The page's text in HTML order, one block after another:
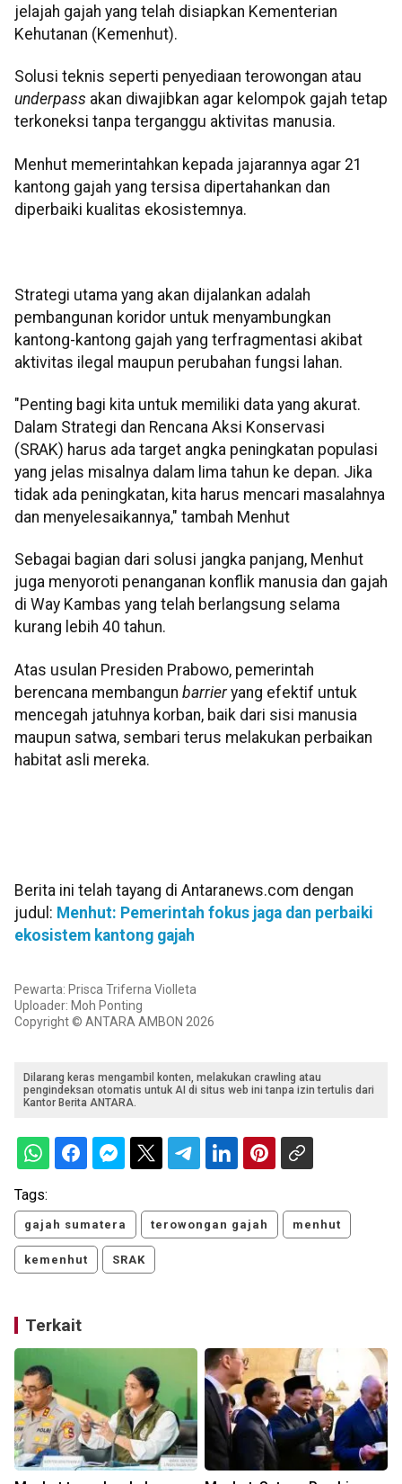
jelajah gajah yang telah disiapkan Kementerian
Kehutanan (Kemenhut).
Solusi teknis seperti penyediaan terowongan atau
underpass akan diwajibkan agar kelompok gajah tetap
terkoneksi tanpa terganggu aktivitas manusia.
Menhut memerintahkan kepada jajarannya agar 21
kantong gajah yang tersisa dipertahankan dan
diperbaiki kualitas ekosistemnya.
Strategi utama yang akan dijalankan adalah
pembangunan koridor untuk menyambungkan
kantong-kantong gajah yang terfragmentasi akibat
aktivitas ilegal maupun perubahan fungsi lahan.
"Penting bagi kita untuk memiliki data yang akurat.
Dalam Strategi dan Rencana Aksi Konservasi
(SRAK) harus ada target angka peningkatan populasi
yang jelas misalnya dalam lima tahun ke depan. Jika
tidak ada peningkatan, kita harus mencari masalahnya
dan menyelesaikannya," tambah Menhut
Sebagai bagian dari solusi jangka panjang, Menhut
juga menyoroti penanganan konflik manusia dan gajah
di Way Kambas yang telah berlangsung selama
kurang lebih 40 tahun.
Atas usulan Presiden Prabowo, pemerintah
berencana membangun barrieryang efektif untuk
mencegah jatuhnya korban, baik dari sisi manusia
maupun satwa, sembari terus melakukan perbaikan
habitat asli mereka.
Berita ini telah tayang di Antaranews.com dengan
judul: Menhut: Pemerintah fokus jaga dan perbaiki
ekosistem kantong gajah
Pewarta: Prisca Triferna Violleta
Uploader: Moh Ponting
Copyright © ANTARA AMBON 2026
Dilarang keras mengambil konten, melakukan crawling atau
pengindeksan otomatis untuk AI di situs web ini tanpa izin tertulis dari
Kantor Berita ANTARA.
Tags:
gajah sumatera terowongan gajah menhut
kemenhut SRAK
Terkait